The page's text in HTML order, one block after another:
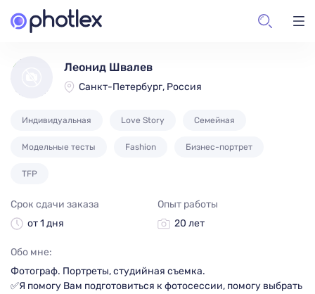
Леонид Швалев
Санкт-Петербург, Россия
Индивидуальная Love Story Семейная
Модельные тесты Fashion Бизнес-портрет
TFP
Обо мне:
Фотограф. Портреты, студийная съемка.
✅Я помогу Вам подготовиться к фотосессии, помогу выбрать
Срок сдачи заказа
от 1 дня
Опыт работы
20 лет